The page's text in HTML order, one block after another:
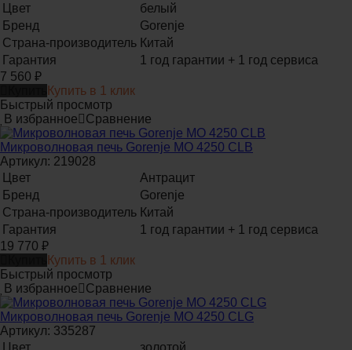
Цвет
белый
Бренд
Gorenje
Страна-производитель Китай
Гарантия
1 год гарантии + 1 год сервиса
7 560 ₽
Купить в 1 клик
Быстрый просмотр
В избранное
Сравнение
Микроволновая печь Gorenje MO 4250 CLB
Артикул: 219028
Цвет
Антрацит
Бренд
Gorenje
Страна-производитель Китай
Гарантия
1 год гарантии + 1 год сервиса
19 770 ₽
Купить в 1 клик
Быстрый просмотр
В избранное
Сравнение
Микроволновая печь Gorenje MO 4250 CLG
Артикул: 335287
Цвет
золотой